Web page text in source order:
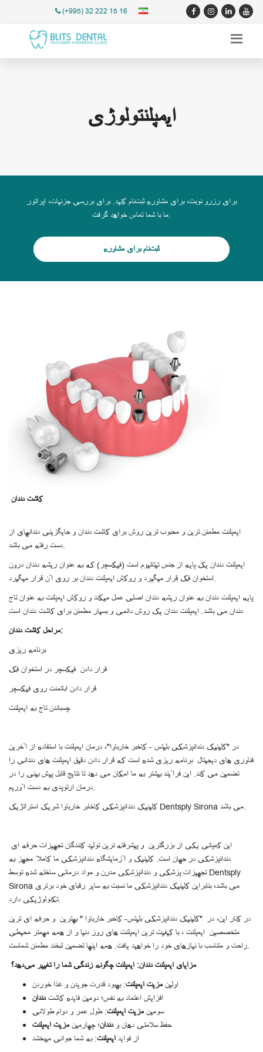
(+995) 32 222 15 16
ایمپلنتولوژی
برای رزرو نوبت، برای مشاوره ثبت‌نام کنید. برای بررسی جزئیات، اپراتور
ما با شما تماس خواهد گرفت.
ثبت‌نام برای مشاوره
کاشت دندان
ایمپلنت مطمئن ترین و محبوب ترین روش برای کاشت دندان و جایگزینی دندانهای از
دست رفته می باشد.
ایمپلنت دندان یک پایه از جنس تیتانیوم است (فیکسچر) که به عنوان ریشه دندان درون
استخوان فک قرار میگیرد و روکش ایمپلنت دندان بر روی آن قرار میگیرد.
پایه ایمپلنت دندان به عنوان ریشه دندان اصلی عمل میکند و روکش ایمپلنت به عنوان تاج
دندان می باشد. ایمپلنت دندان یک روش دائمی و بسیار مطمئن برای کاشت دندان است
مراحل کاشت دندان:
برنامه ریزی
قرار دادن اباتمنت روی فیکسچر
چسباندن تاج به ایمپلنت
در "کلینیک دندانپزشکی بلیتس - کاخبر خارباوا"، درمان ایمپلنت با استفاده از آخرین
فناوری های دیجیتال برنامه ریزی شده است که قرار دادن دقیق ایمپلنت های دندانی را
تضمین می کند. این فرآیند بیشتر به ما امکان می دهد تا نتایج قابل پیش بینی را در
درمان ارتوپدی به دست آوریم.
کلینیک دندانپزشکی کاخابر خارباوا شریک استراتژیک Dentsply Sirona می باشد.
دندانپزشکی در جهان است. کلینیک و آزمایشگاه دندانپزشکی ما کاملاً مجهز به
تجهیزات پزشکی و دندانپزشکی مدرن و مواد درمانی ساخته شده توسط Dentsply
Sirona می باشد، بنابراین کلینیک دندانپزشکی ما نسبت به سایر رقبای خود برتری
تکنولوژیکی دارد.
در کنار این، در "کلینیک دندانپزشکی بلیتس- کاخبر خارباوا " بهترین و حرفه ای ترین
متخصصین ایمپلنت ، با کیفیت ترین ایمپلنت های روز دنیا و از همه مهمتر محیطی
راحت و متناسب با نیازهای خود را خواهید یافت. همه اینها تضمین لبخند مطمئن شماست.
مزایای ایمپلنت دندان: ایمپلنت چگونه زندگی شما را تغییر می‌دهد؟
اولین مزیت ایمپلنت: بهبود قدرت جویدن و غذا خوردن
افزایش اعتماد به نفس؛ دومین فایده کاشتدندان
سومین مزیت ایمپلنت: طول عمر و دوام طولانی
حفظ سلامتی دهان ودندان؛ چهارمین مزیت ایمپلنت
از فواید ایمپلنت: به شما جوانی میبخشد